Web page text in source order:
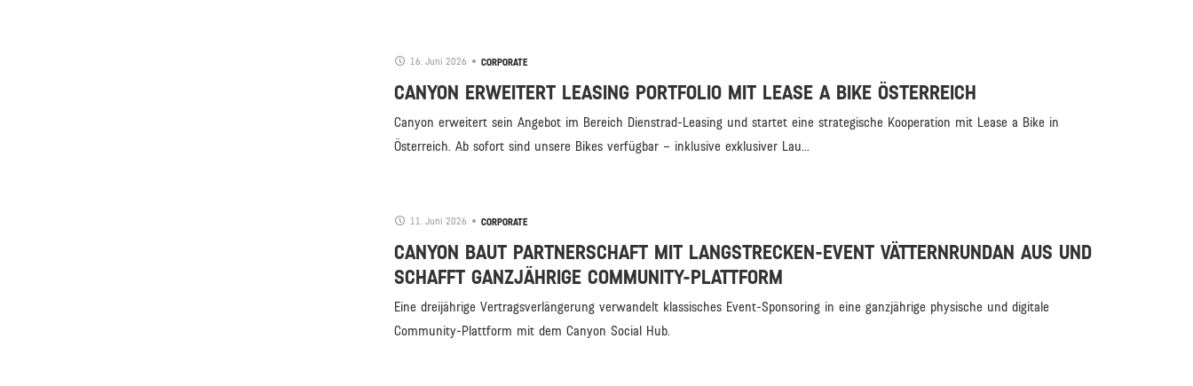
16. Juni 2026 CORPORATE
CANYON ERWEITERT LEASING PORTFOLIO MIT LEASE A BIKE ÖSTERREICH
Canyon erweitert sein Angebot im Bereich Dienstrad-Leasing und startet eine strategische Kooperation mit Lease a Bike in
Österreich. Ab sofort sind unsere Bikes verfügbar – inklusive exklusiver Lau...
11. Juni 2026 CORPORATE
CANYON BAUT PARTNERSCHAFT MIT LANGSTRECKEN-EVENT VÄTTERNRUNDAN AUS UND
SCHAFFT GANZJÄHRIGE COMMUNITY-PLATTFORM
Eine dreijährige Vertragsverlängerung verwandelt klassisches Event-Sponsoring in eine ganzjährige physische und digitale
Community-Plattform mit dem Canyon Social Hub.